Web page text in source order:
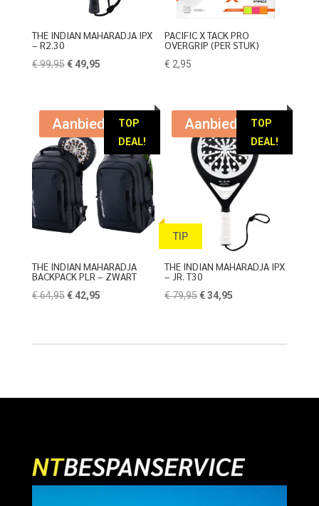
THE INDIAN MAHARADJA IPX
– R2.30
€99,95 Oorspronkelijke
€ 99,95.
€49,95Huidige
€ 49,95.
PACIFIC X TACK PRO
OVERGRIP (PER STUK)
€ 2,95
TOP
DEAL!
Aanbieding!
THE INDIAN MAHARADJA
BACKPACK PLR – ZWART
€64,95 Oorspronkelijke
€42,95Huidige
TOP
DEAL!
TIP
Aanbieding!
THE INDIAN MAHARADJA IPX
– JR. T30
€79,95Oorspronkelijke
€34,95